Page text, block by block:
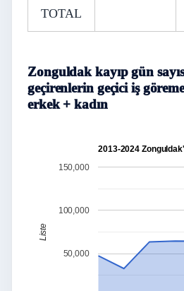
TOTAL
Zonguldak kayıp gün
geçirenlerin geçici iş
erkek + kadın
2013-2024
50,000
100,000
150,000
Liste